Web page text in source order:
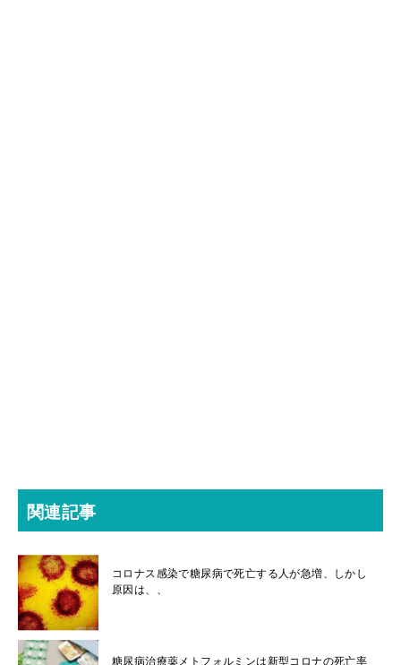
関連記事
コロナス感染で糖尿病で死亡する人が急増、しかし
原因は、、
糖尿病治療薬メトフォルミンは新型コロナの死亡率